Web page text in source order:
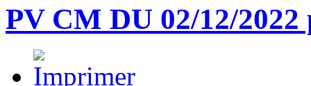
PV CM DU 02/12/2022